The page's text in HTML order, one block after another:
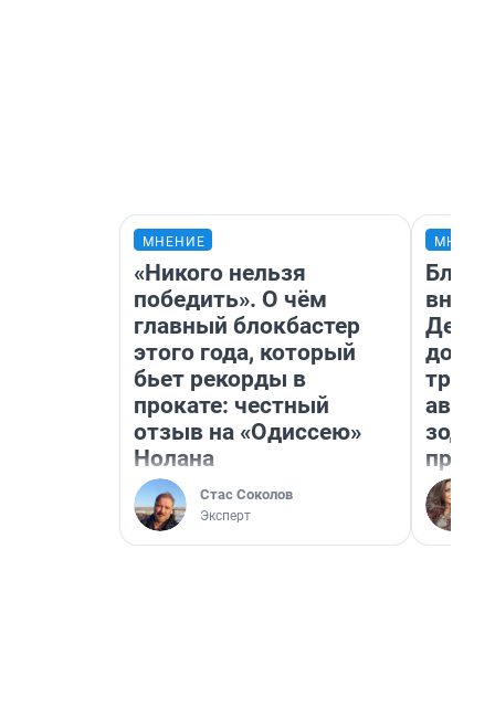
МНЕНИЕ
«Никого нельзя
победить». О чём
главный блокбастер
этого года, который
бьет рекорды в
прокате: честный
отзыв на «Одиссею»
Нолана
Стас Соколов
Эксперт